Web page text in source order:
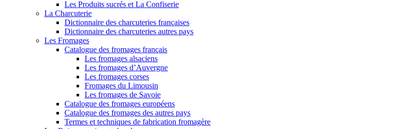
Les Produits sucrés et La Confiserie
La Charcuterie
Dictionnaire des charcuteries françaises
Dictionnaire des charcuteries autres pays
Les Fromages
Catalogue des fromages français
Les fromages alsaciens
Les fromages d’Auvergne
Les fromages corses
Fromages du Limousin
Les fromages de Savoie
Catalogue des fromages européens
Catalogue des fromages des autres pays
Termes et techniques de fabrication fromagère